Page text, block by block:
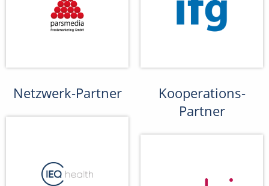
Netzwerk-Partner
Kooperations-
Partner